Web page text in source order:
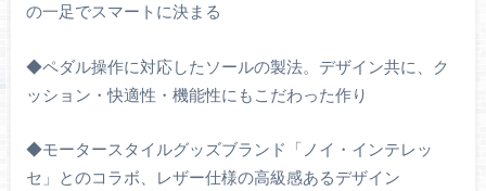
の一足でスマートに決まる
◆ペダル操作に対応したソールの製法。デザイン共に、ク
ッション・快適性・機能性にもこだわった作り
◆モータースタイルグッズブランド「ノイ・インテレッ
セ」とのコラボ、レザー仕様の高級感あるデザイン